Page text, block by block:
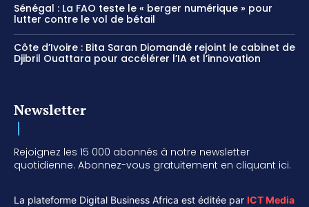
Sénégal : La FAO teste le « berger numérique » pour
lutter contre le vol de bétail
Côte d’Ivoire : Bita Saran Diomandé rejoint le cabinet de
Djibril Ouattara pour accélérer l’IA et l’innovation
Newsletter
Rejoignez les 15 000 abonnés à notre newsletter
quotidienne. Abonnez-vous gratuitement en cliquant ici.
La plateforme Digital Business Africa est éditée par ICT Media